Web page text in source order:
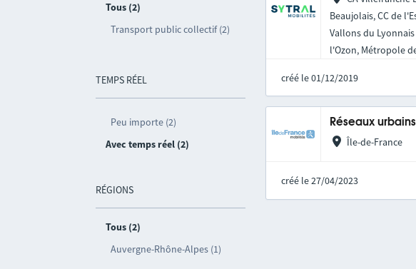
Tous (2)
Transport public collectif (2)
TEMPS RÉEL
Peu importe (2)
Avec temps réel (2)
RÉGIONS
Tous (2)
Auvergne-Rhône-Alpes (1)
Beaujolais, CC de
Vallons du Lyonnais
l'Ozon, Métropole
créé le 01/12/2019
Réseaux
Île-de-France
créé le 27/04/2023